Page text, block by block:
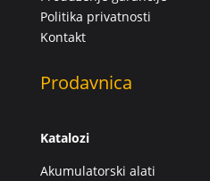
Politika privatnosti
Kontakt
Prodavnica
Katalozi
Akumulatorski alati